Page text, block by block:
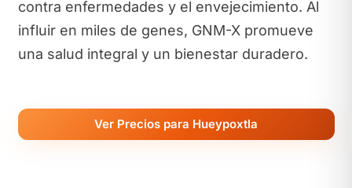
contra enfermedades y el envejecimiento. Al
influir en miles de genes, GNM-X promueve
una salud integral y un bienestar duradero.
Ver Precios para Hueypoxtla